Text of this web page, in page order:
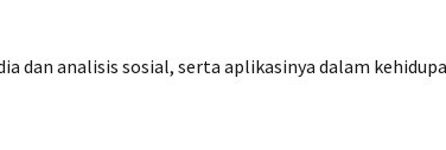
analisis sosial, serta aplikasinya dalam